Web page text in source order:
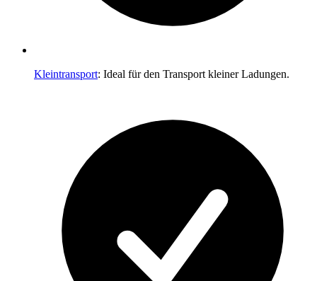
Kleintransport: Ideal für den Transport kleiner Ladungen.